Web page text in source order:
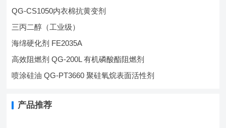
QG-CS1050内衣棉抗黄变剂
三丙二醇（工业级）
海绵硬化剂 FE2035A
高效阻燃剂 QG-200L 有机磷酸酯阻燃剂
喷涂硅油 QG-PT3660 聚硅氧烷表面活性剂
产品推荐